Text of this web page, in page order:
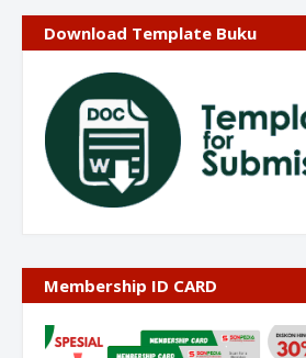
Download Template Buku
Membership ID CARD